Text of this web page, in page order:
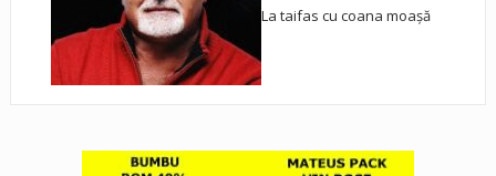
La taifas cu coana moașă